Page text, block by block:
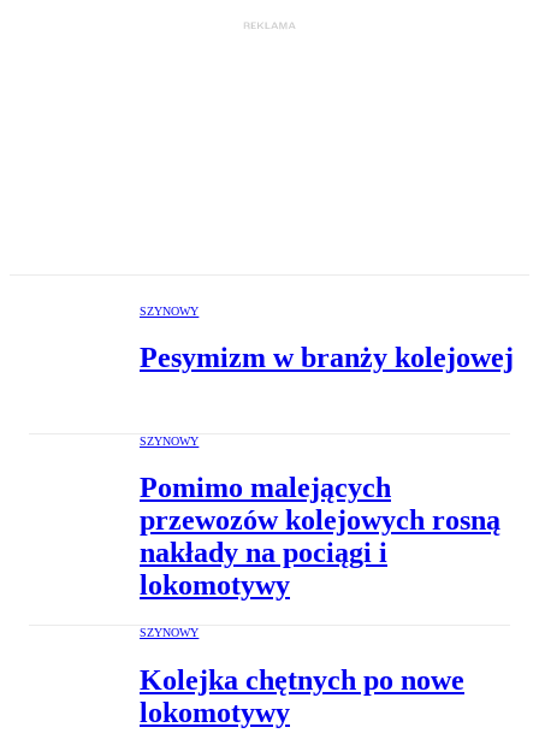
SZYNOWY
Pesymizm w branży kolejowej
SZYNOWY
Pomimo malejących
przewozów kolejowych rosną
nakłady na pociągi i
lokomotywy
SZYNOWY
Kolejka chętnych po nowe
lokomotywy